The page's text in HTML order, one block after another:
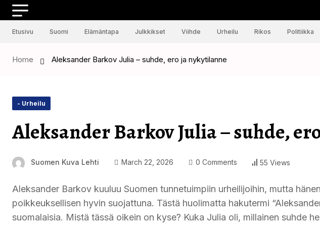
Etusivu Suomi Elämäntapa Julkkikset Viihde Urheilu Rikos Politiikka
Home Aleksander Barkov Julia – suhde, ero ja nykytilanne
- Urheilu
Aleksander Barkov Julia – suhde,
Suomen Kuva Lehti March 22, 2026 0 Comments 55 Views
Aleksander Barkov kuuluu Suomen tunnetuimpiin urheilijoihin, mutta
poikkeuksellisen hyvin suojattuna. Tästä huolimatta hakutermi
suomalaisia. Mistä tässä oikein on kyse? Kuka Julia oli, millainen suhde